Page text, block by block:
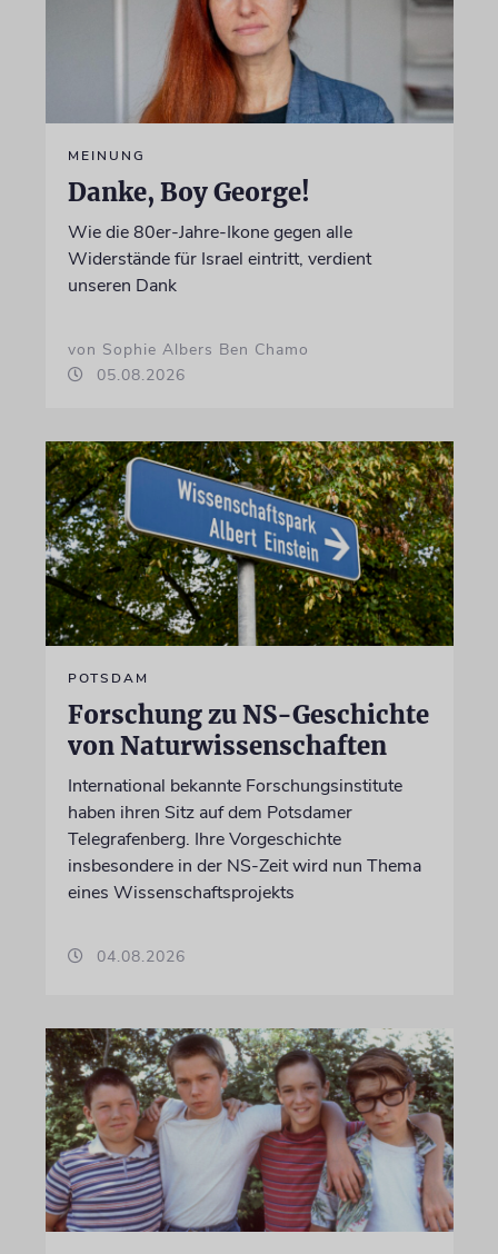
MEINUNG
Danke, Boy George!
Wie die 80er-Jahre-Ikone gegen alle
Widerstände für Israel eintritt, verdient
unseren Dank
von Sophie Albers Ben Chamo
05.08.2026
POTSDAM
Forschung zu NS-Geschichte
von Naturwissenschaften
International bekannte Forschungsinstitute
haben ihren Sitz auf dem Potsdamer
Telegrafenberg. Ihre Vorgeschichte
insbesondere in der NS-Zeit wird nun Thema
eines Wissenschaftsprojekts
04.08.2026